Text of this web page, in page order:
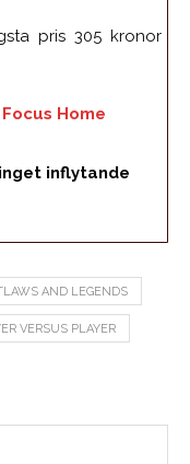
pris 305 kronor
Focus Home
inflytande
AND LEGENDS
VERSUS PLAYER